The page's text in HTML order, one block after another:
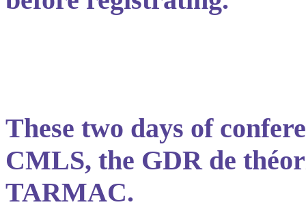
These two days of
CMLS, the GDR de
TARMAC.